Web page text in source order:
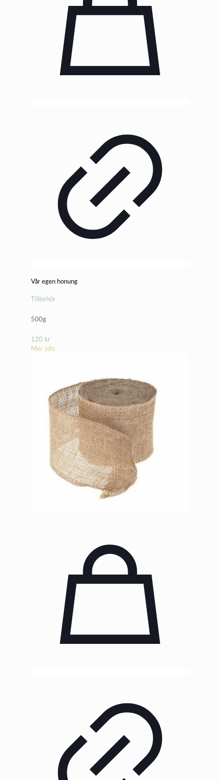
Vår egen honung
Tillbehör
500g
120 kr
Mer info